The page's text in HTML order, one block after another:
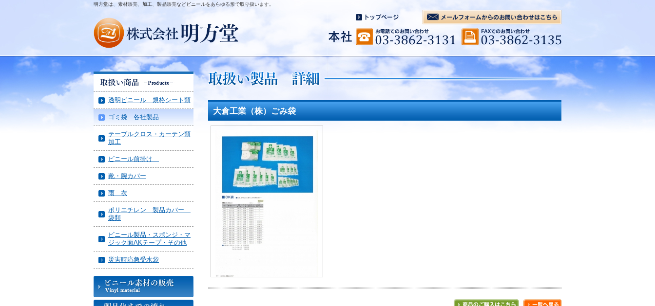
明方堂は、素材販売、加工、製品販売などビニールをあらゆる形で取り扱います。
透明ビニール 規格シート類
ゴミ袋 各社製品
テーブルクロス・カーテン類
加工
ビニール前掛け
靴・腕カバー
雨 衣
ポリエチレン 製品カバー
袋類
ビニール製品・スポンジ・マ
ジック面AKテープ・その他
災害時応急受水袋
大倉工業（株）ごみ袋